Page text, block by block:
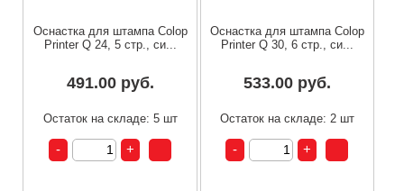
Оснастка для штампа Colop
Printer Q 24, 5 стр., си...
491.00 руб.
Остаток на складе: 5 шт
Оснастка для штампа Colop
Printer Q 30, 6 стр., си...
533.00 руб.
Остаток на складе: 2 шт